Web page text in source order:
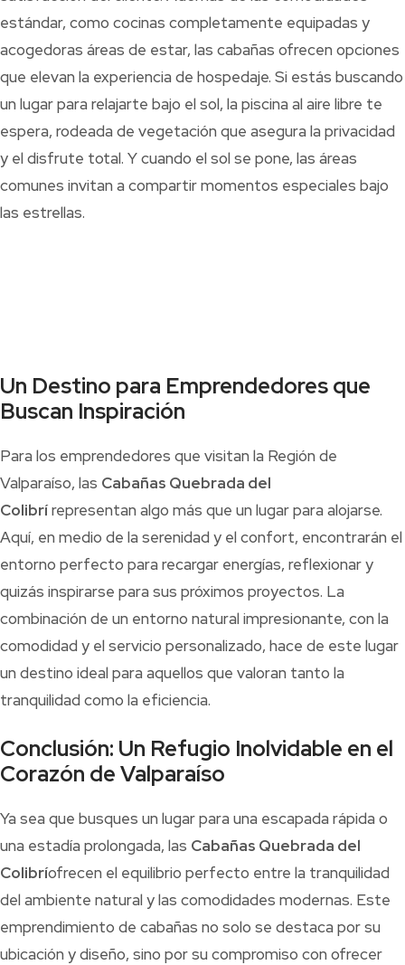
estándar, como cocinas completamente equipadas y
acogedoras áreas de estar, las cabañas ofrecen opciones
que elevan la experiencia de hospedaje. Si estás buscando
un lugar para relajarte bajo el sol, la piscina al aire libre te
espera, rodeada de vegetación que asegura la privacidad
y el disfrute total. Y cuando el sol se pone, las áreas
comunes invitan a compartir momentos especiales bajo
las estrellas.
Un Destino para Emprendedores que
Buscan Inspiración
Para los emprendedores que visitan la Región de
Valparaíso, las Cabañas Quebrada del
Colibrírepresentan algo más que un lugar para alojarse.
Aquí, en medio de la serenidad y el confort, encontrarán el
entorno perfecto para recargar energías, reflexionar y
quizás inspirarse para sus próximos proyectos. La
combinación de un entorno natural impresionante, con la
comodidad y el servicio personalizado, hace de este lugar
un destino ideal para aquellos que valoran tanto la
tranquilidad como la eficiencia.
Conclusión: Un Refugio Inolvidable en el
Corazón de Valparaíso
Ya sea que busques un lugar para una escapada rápida o
una estadía prolongada, las Cabañas Quebrada del
Colibríofrecen el equilibrio perfecto entre la tranquilidad
del ambiente natural y las comodidades modernas. Este
emprendimiento de cabañas no solo se destaca por su
ubicación y diseño, sino por su compromiso con ofrecer